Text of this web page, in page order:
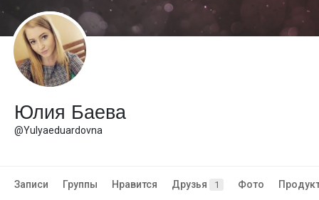
Юлия Баева
@Yulyaeduardovna
Записи Группы Нравится Друзья 1 Фото